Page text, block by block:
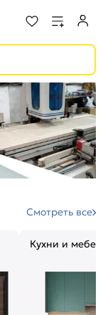
Смотреть все
Кухни и